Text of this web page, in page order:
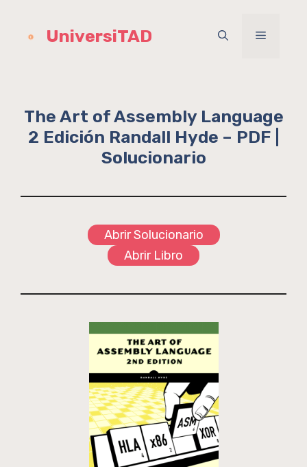
contenidoUniversiTAD Menú
The Art of Assembly Language
2 Edición Randall Hyde – PDF |
Solucionario
Abrir Solucionario
Abrir Libro